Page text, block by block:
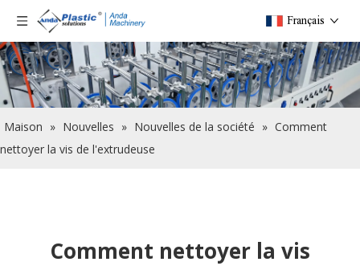
Français
Maison » Nouvelles » Nouvelles de la société » Comment
nettoyer la vis de l'extrudeuse
Comment nettoyer la vis